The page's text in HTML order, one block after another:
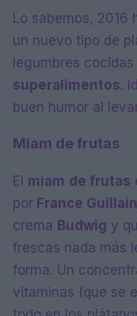
Lo sabemos,
un nuevo tipo de
legumbres
superalimentos.
buen humor al
Miam de frutas
El miam de frutas
por France Guillain
crema Budwig y
frescas nada más
forma. Un
vitaminas (que se